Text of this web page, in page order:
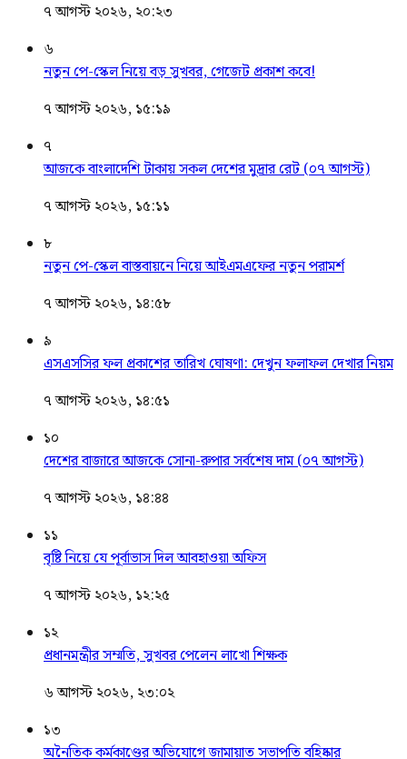
৭ আগস্ট ২০২৬, ২০:২৩
৬
নতুন পে-স্কেল নিয়ে বড় সুখবর, গেজেট প্রকাশ কবে!
৭ আগস্ট ২০২৬, ১৫:১৯
৭
আজকে বাংলাদেশি টাকায় সকল দেশের মুদ্রার রেট (০৭ আগস্ট)
৭ আগস্ট ২০২৬, ১৫:১১
৮
নতুন পে-স্কেল বাস্তবায়নে নিয়ে আইএমএফের নতুন পরামর্শ
৭ আগস্ট ২০২৬, ১৪:৫৮
৯
এসএসসির ফল প্রকাশের তারিখ ঘোষণা: দেখুন ফলাফল দেখার নিয়ম
৭ আগস্ট ২০২৬, ১৪:৫১
১০
দেশের বাজারে আজকে সোনা-রুপার সর্বশেষ দাম (০৭ আগস্ট)
৭ আগস্ট ২০২৬, ১৪:৪৪
১১
বৃষ্টি নিয়ে যে পূর্বাভাস দিল আবহাওয়া অফিস
৭ আগস্ট ২০২৬, ১২:২৫
১২
প্রধানমন্ত্রীর সম্মতি, সুখবর পেলেন লাখো শিক্ষক
৬ আগস্ট ২০২৬, ২৩:০২
১৩
অনৈতিক কর্মকাণ্ডের অভিযোগে জামায়াত সভাপতি বহিষ্কার